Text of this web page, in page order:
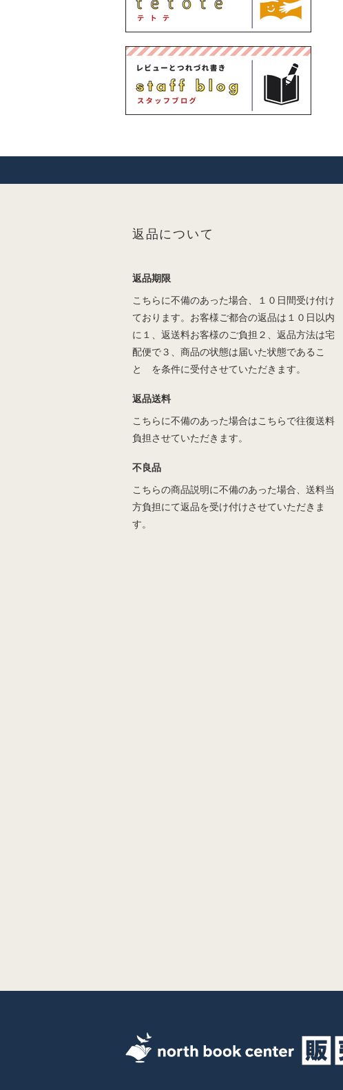
返品について
返品期限
こちらに不備のあった場合、１０日間受け付け
ております。お客様ご都合の返品は１０日以内
に１、返送料お客様のご負担２、返品方法は宅
配便で３、商品の状態は届いた状態であるこ
と を条件に受付させていただきます。
返品送料
こちらに不備のあった場合はこちらで往復送料
負担させていただきます。
不良品
こちらの商品説明に不備のあった場合、送料当
方負担にて返品を受け付けさせていただきま
す。